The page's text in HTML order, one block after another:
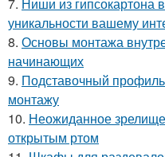
уникальности вашему
8. Основы монтажа
начинающих
9. Подставочный
монтажу
10. Неожиданное
открытым ртом